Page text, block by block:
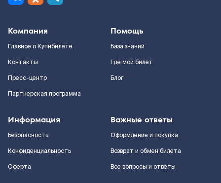
Компания
Главное о Купибилете
Контакты
Пресс-центр
Партнерская программа
Помощь
База знаний
Где мой билет
Блог
Информация
Безопасность
Конфиденциальность
Оферта
Важные ответы
Оформление и покупка
Возврат и обмен билета
Все вопросы и ответы